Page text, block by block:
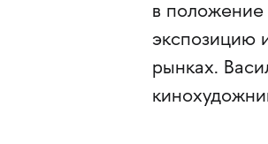
в положение
экспозицию
рынках.